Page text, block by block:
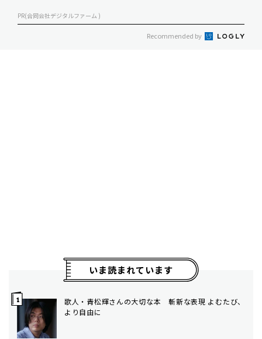
PR(合同会社デジタルファーム )
Recommended by
いま読まれています
歌人・青松輝さんの大切な本 斬新な表現 よむたび、
より自由に